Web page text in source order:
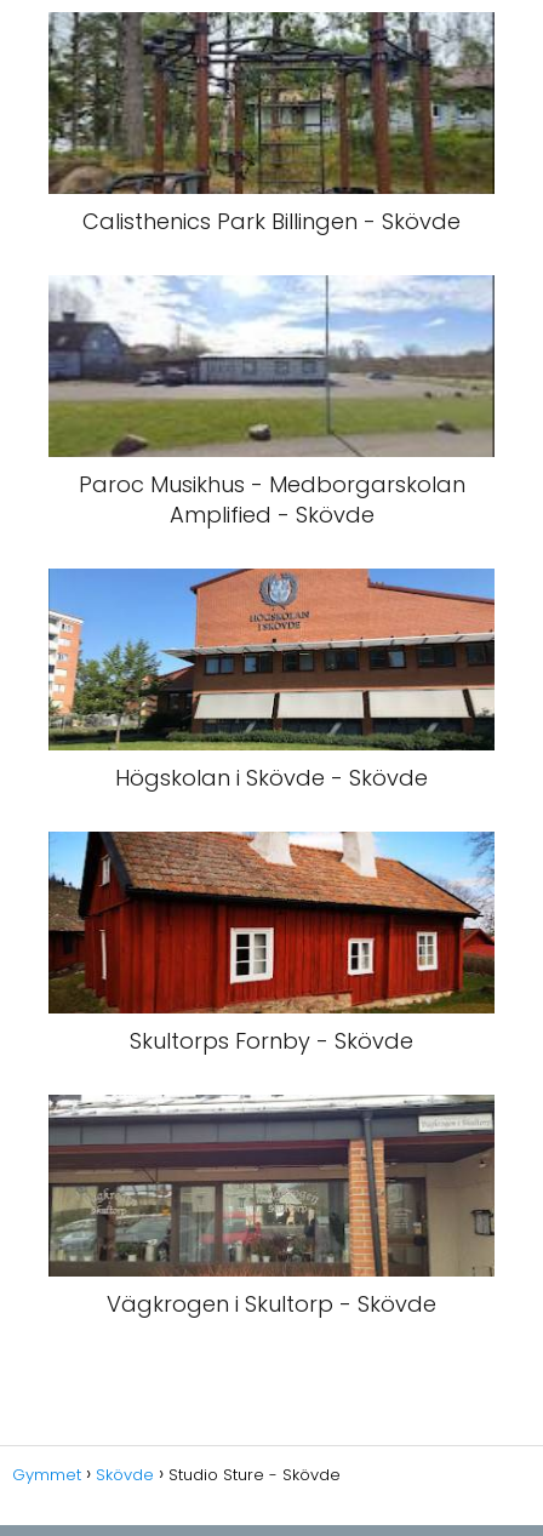
Calisthenics Park Billingen - Skövde
Paroc Musikhus - Medborgarskolan
Amplified - Skövde
Högskolan i Skövde - Skövde
Skultorps Fornby - Skövde
Vägkrogen i Skultorp - Skövde
Gymmet Skövde Studio Sture - Skövde